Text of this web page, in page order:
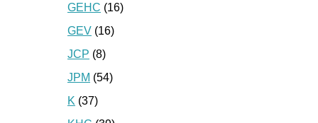
GEHC (16)
GEV (16)
JCP (8)
JPM (54)
K (37)